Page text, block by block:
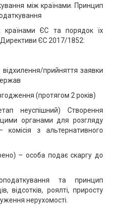
між країнами. Принцип
країнами ЄС та порядок їх
Директиви ЄС 2017/1852:
прийняття заявки
(протягом 2 років)
неуспішний) Створення
цими органами для розгляду
комісія з альтернативного
– особа подає скаргу до
та принцип
відсотків, роялті, приросту
нерухомості.